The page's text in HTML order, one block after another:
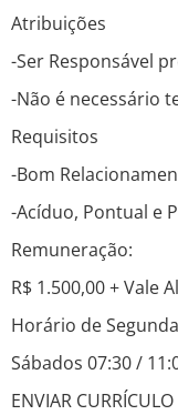
Atribuições
-Ser Responsável
-Não é necessário
Requisitos
-Bom
-Acíduo, Pontual e
Remuneração:
R$ 1.500,00 + Vale
Horário de
Sábados 07:30 /
ENVIAR